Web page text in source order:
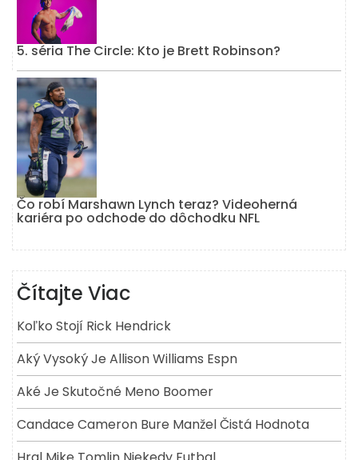
5. séria The Circle: Kto je Brett Robinson?
Čo robí Marshawn Lynch teraz? Videoherná
kariéra po odchode do dôchodku NFL
Čítajte Viac
Koľko Stojí Rick Hendrick
Aký Vysoký Je Allison Williams Espn
Aké Je Skutočné Meno Boomer
Candace Cameron Bure Manžel Čistá Hodnota